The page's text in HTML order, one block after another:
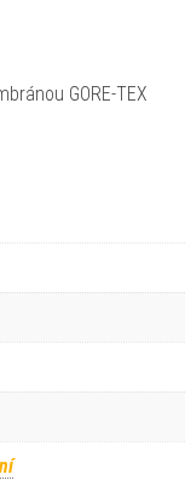
GORE-TEX